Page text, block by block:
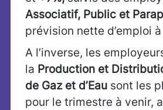
Associatif, Public et
prévision nette d’emploi à
A l’inverse, les
la Production et
de Gaz et d’Eau sont les
pour le trimestre à venir,